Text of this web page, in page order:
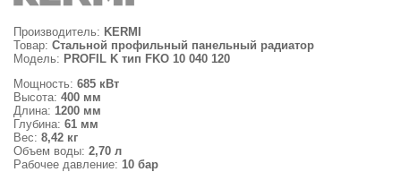
Производитель: KERMI
Товар: Стальной профильный панельный радиатор
Модель: PROFIL K тип FKO 10 040 120
Мощность: 685 кВт
Высота: 400 мм
Длина: 1200 мм
Глубина: 61 мм
Вес: 8,42 кг
Объем воды: 2,70 л
Рабочее давление: 10 бар